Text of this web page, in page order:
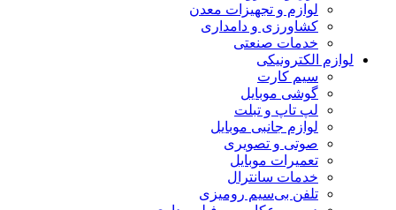
لوازم و تجهیزات معدن
کشاورزی و دامداری
خدمات صنعتی
لوازم الکترونیکی
سیم کارت
گوشی موبایل
لپ تاپ و تبلت
لوازم جانبی موبایل
صوتی و تصویری
تعمیرات موبایل
خدمات سانترال
تلفن بی‌سیم رومیزی